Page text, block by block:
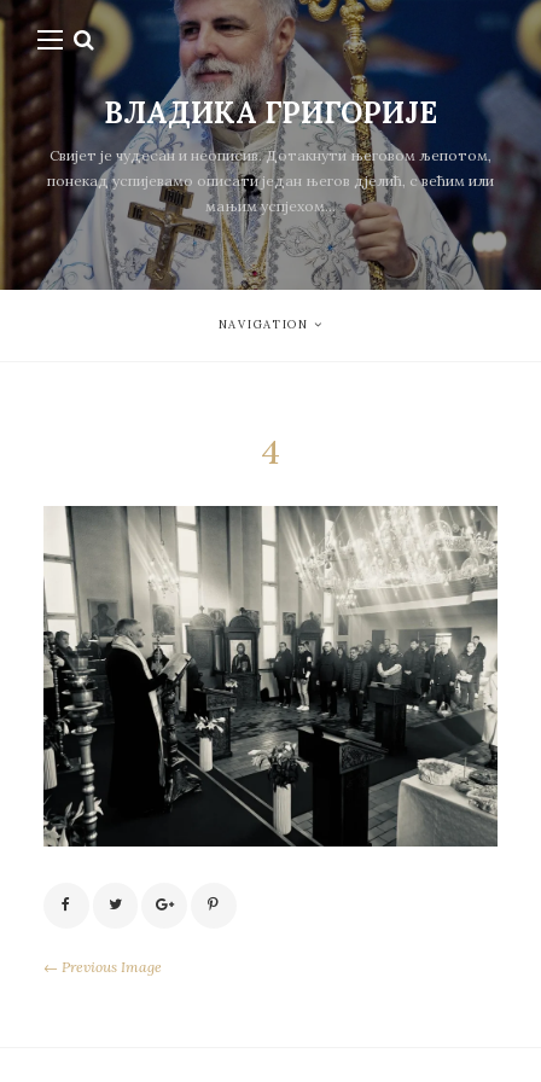
ВЛАДИКА ГРИГОРИЈЕ
Свијет је чудесан и неописив. Дотакнути његовом љепотом,
понекад успијевамо описати један његов дјелић, с већим или
мањим успјехом...
NAVIGATION
4
← Previous Image